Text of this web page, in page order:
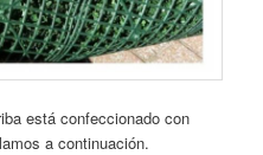
está confeccionado con
a continuación.